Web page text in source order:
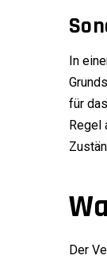
In
für
Regel
Der